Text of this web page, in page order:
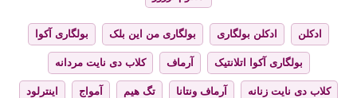
ادکلن ادکلن بولگاری بولگاری من این بلک بولگاری آکوا
بولگاری آکوا اتلانتیک آرماف کلاب دی نایت مردانه
کلاب دی نایت زنانه آرماف ونتانا تگ هیم آمواج اینترلود